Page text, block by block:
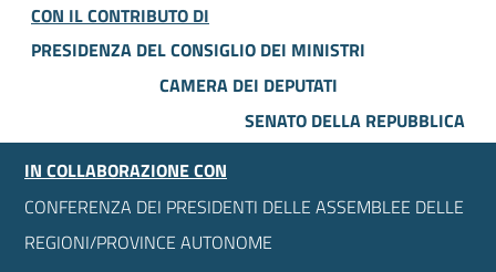
CON IL CONTRIBUTO DI
PRESIDENZA DEL CONSIGLIO DEI MINISTRI
CAMERA DEI DEPUTATI
SENATO DELLA REPUBBLICA
IN COLLABORAZIONE CON
CONFERENZA DEI PRESIDENTI DELLE ASSEMBLEE DELLE
REGIONI/PROVINCE AUTONOME